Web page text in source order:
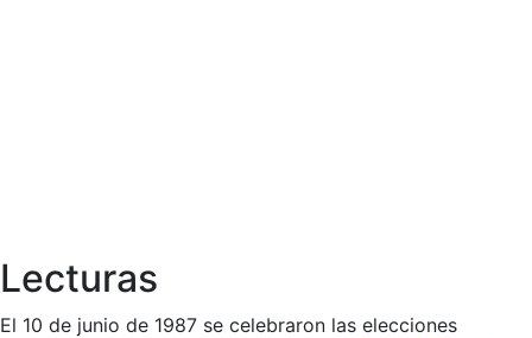
Lecturas
El 10 de junio de 1987 se celebraron las elecciones